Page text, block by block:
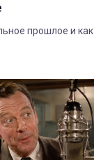
прошлое и